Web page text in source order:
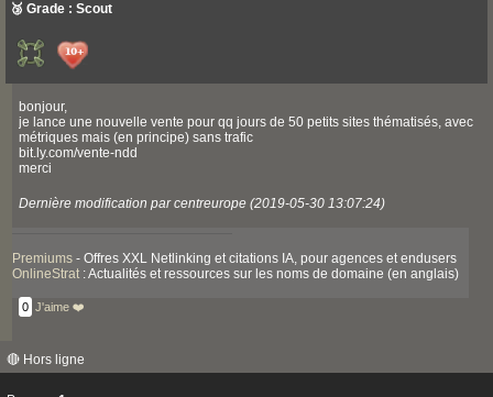
🥉 Grade : Scout
bonjour,
je lance une nouvelle vente pour qq jours de 50 petits sites thématisés, avec
métriques mais (en principe) sans trafic
bit.ly.com/vente-ndd
merci
Dernière modification par centreurope (2019-05-30 13:07:24)
Premiums - Offres XXL Netlinking et citations IA, pour agences et endusers
OnlineStrat : Actualités et ressources sur les noms de domaine (en anglais)
0 J'aime ❤️
🔴 Hors ligne